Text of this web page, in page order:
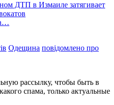
ДТП в Измаиле затягивает
Одещина повідомлено про
рассылку, чтобы быть в
спама, только актуальные